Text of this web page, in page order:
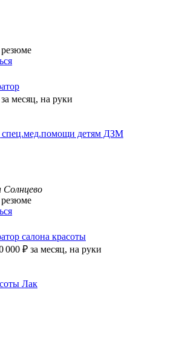
за месяц, на руки
детям ДЗМ
Солнцево
салона красоты
000 ₽ за месяц, на руки
Лак